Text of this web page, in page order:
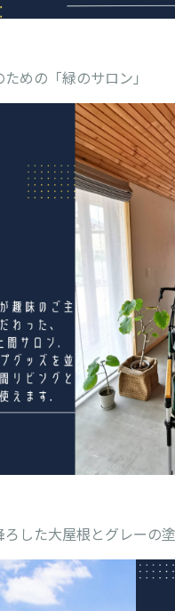
めの「緑のサロン」
した大屋根とグレーの